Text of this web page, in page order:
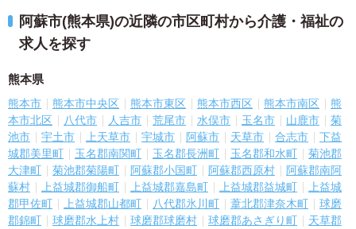
阿蘇市(熊本県)の近隣の市区町村から介護・福祉の
求人を探す
熊本県
熊本市 熊本市中央区 熊本市東区 熊本市西区 熊本市南区
熊
本市北区
八代市 人吉市 荒尾市 水俣市 玉名市 山鹿市
菊
池市
宇土市 上天草市 宇城市 阿蘇市 天草市 合志市
下益
城郡美里町
玉名郡南関町 玉名郡長洲町 玉名郡和水町
菊池郡
大津町
菊池郡菊陽町 阿蘇郡小国町 阿蘇郡西原村
阿蘇郡南阿
蘇村
上益城郡御船町 上益城郡嘉島町 上益城郡益城町
上益城
郡甲佐町
上益城郡山都町 八代郡氷川町 葦北郡津奈木町
球磨
郡錦町
球磨郡水上村 球磨郡球磨村 球磨郡あさぎり町
天草郡